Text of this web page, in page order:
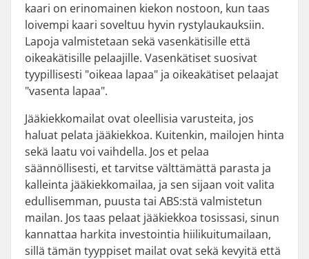
kaari on erinomainen kiekon nostoon, kun taas
loivempi kaari soveltuu hyvin rystylaukauksiin.
Lapoja valmistetaan sekä vasenkätisille että
oikeakätisille pelaajille. Vasenkätiset suosivat
tyypillisesti "oikeaa lapaa" ja oikeakätiset pelaajat
"vasenta lapaa".
Jääkiekkomailat ovat oleellisia varusteita, jos
haluat pelata jääkiekkoa. Kuitenkin, mailojen hinta
sekä laatu voi vaihdella. Jos et pelaa
säännöllisesti, et tarvitse välttämättä parasta ja
kalleinta jääkiekkomailaa, ja sen sijaan voit valita
edullisemman, puusta tai ABS:stä valmistetun
mailan. Jos taas pelaat jääkiekkoa tosissasi, sinun
kannattaa harkita investointia hiilikuitumailaan,
sillä tämän tyyppiset mailat ovat sekä kevyitä että